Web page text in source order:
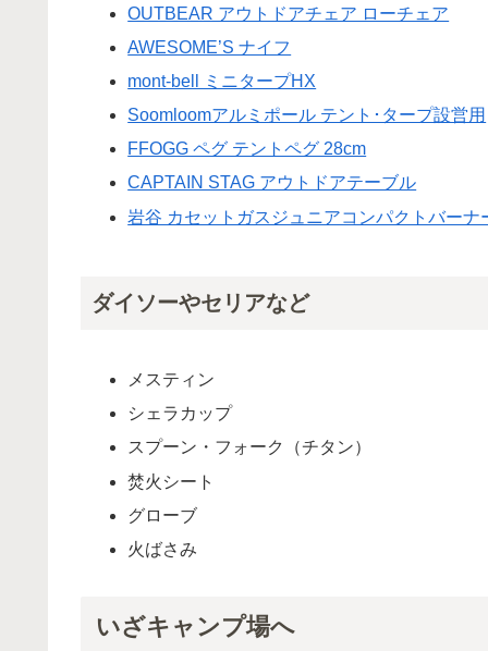
OUTBEAR アウトドアチェア ローチェア
AWESOME’S ナイフ
mont-bell ミニタープHX
Soomloomアルミポール テント･タープ設営用
FFOGG ペグ テントペグ 28cm
CAPTAIN STAG アウトドアテーブル
岩谷 カセットガスジュニアコンパクトバーナ
ダイソーやセリアなど
メスティン
シェラカップ
スプーン・フォーク（チタン）
焚火シート
グローブ
火ばさみ
いざキャンプ場へ